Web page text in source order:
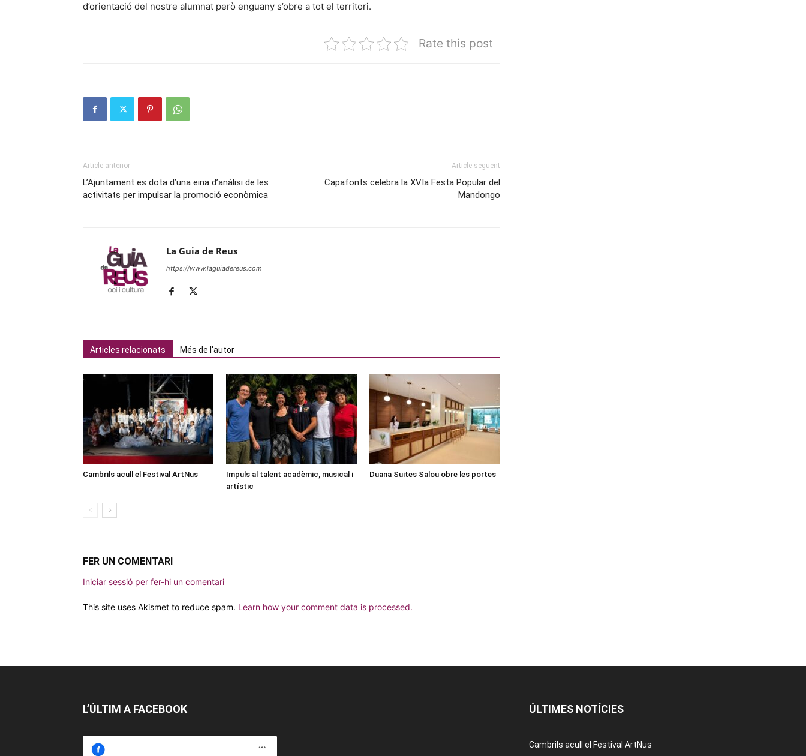
d’orientació del nostre alumnat però enguany s’obre a tot el territori.
Rate this post
Article anterior
L’Ajuntament es dota d’una eina d’anàlisi de les
activitats per impulsar la promoció econòmica
Article següent
Capafonts celebra la XVIa Festa Popular del
Mandongo
La Guia de Reus
https://www.laguiadereus.com
Articles relacionats Més de l'autor
Cambrils acull el Festival ArtNus
Impuls al talent acadèmic, musical i
artístic
Duana Suites Salou obre les portes
FER UN COMENTARI
Iniciar sessió per fer-hi un comentari
This site uses Akismet to reduce spam. Learn how your comment data is processed.
L’ÚLTIM A FACEBOOK ÚLTIMES NOTÍCIES
Cambrils acull el Festival ArtNus